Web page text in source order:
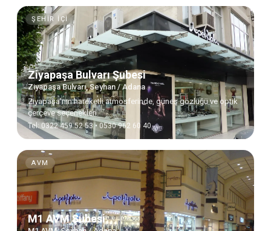
ŞEHIR İÇI
Ziyapaşa Bulvarı Şubesi
Ziyapaşa Bulvarı, Seyhan / Adana
Ziyapaşa’nın hareketli atmosferinde, güneş gözlüğü ve optik
çerçeve seçenekleri.
Tel: 0322 459 52 53 • 0530 962 60 40
AVM
M1 AVM Şubesi